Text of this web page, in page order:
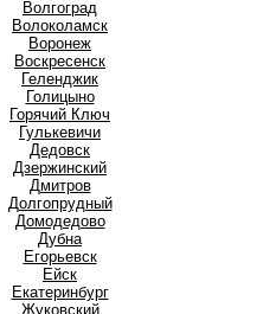
Волгоград
Волоколамск
Воронеж
Воскресенск
Геленджик
Голицыно
Горячий Ключ
Гулькевичи
Дедовск
Дзержинский
Дмитров
Долгопрудный
Домодедово
Дубна
Егорьевск
Ейск
Екатеринбург
Жуковский